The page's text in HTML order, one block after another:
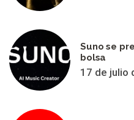
Suno se
bolsa
17 de julio